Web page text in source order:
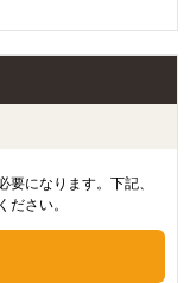
になります。下記、
ださい。